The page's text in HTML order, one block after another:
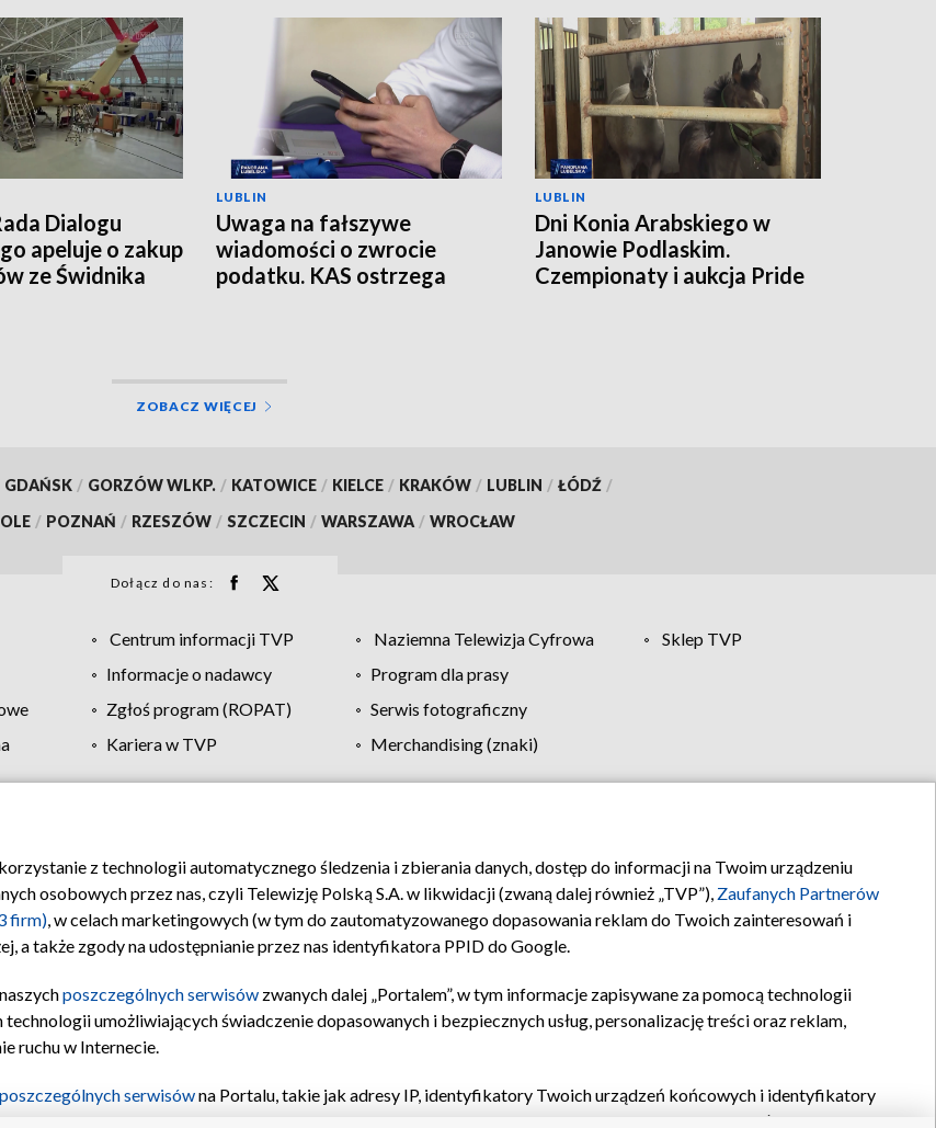
Dialogu
apeluje o zakup
ze Świdnika
LUBLIN
Uwaga na fałszywe
wiadomości o zwrocie
podatku. KAS ostrzega
LUBLIN
Dni Konia Arabskiego w
Janowie Podlaskim.
Czempionaty i aukcja Pride
ZOBACZ WIĘCEJ
GDAŃSK / GORZÓW WLKP. / KATOWICE / KIELCE / KRAKÓW / LUBLIN / ŁÓDŹ /
/ POZNAŃ / RZESZÓW / SZCZECIN / WARSZAWA / WROCŁAW
Dołącz do nas:
Centrum informacji TVP Naziemna Telewizja Cyfrowa
Sklep TVP
Informacje o nadawcy
Program dla prasy
Zgłoś program (ROPAT)
Serwis fotograficzny
Kariera w TVP
Merchandising (znaki)
prywatności Moje zgody Pomoc Biuro reklamy Kontakt
z technologii automatycznego śledzenia i zbierania danych, dostęp do informacji na Twoim urządzeniu
osobowych przez nas, czyli Telewizję Polską S.A. w likwidacji (zwaną dalej również „TVP”), Zaufanych Partnerów
firm), w celach marketingowych (w tym do zautomatyzowanego dopasowania reklam do Twoich zainteresowań i
a także zgody na udostępnianie przez nas identyfikatora PPID do Google.
poszczególnych serwisów zwanych dalej „Portalem”, w tym informacje zapisywane za pomocą technologii
umożliwiających świadczenie dopasowanych i bezpiecznych usług, personalizację treści oraz reklam,
ruchu w Internecie.
poszczególnych serwisówna Portalu, takie jak adresy IP, identyfikatory Twoich urządzeń końcowych i identyfikatory
oraz pozostałych